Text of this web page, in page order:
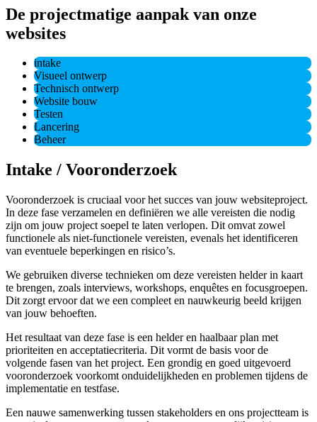
De projectmatige aanpak van onze
websites
intake
Visueel ontwerp
Technisch ontwerp
Website bouw
Testen
Lancering
Beheer
Intake / Vooronderzoek
Vooronderzoek is cruciaal voor het succes van jouw websiteproject.
In deze fase verzamelen en definiëren we alle vereisten die nodig
zijn om jouw project soepel te laten verlopen. Dit omvat zowel
functionele als niet-functionele vereisten, evenals het identificeren
van eventuele beperkingen en risico’s.
We gebruiken diverse technieken om deze vereisten helder in kaart
te brengen, zoals interviews, workshops, enquêtes en focusgroepen.
Dit zorgt ervoor dat we een compleet en nauwkeurig beeld krijgen
van jouw behoeften.
Het resultaat van deze fase is een helder en haalbaar plan met
prioriteiten en acceptatiecriteria. Dit vormt de basis voor de
volgende fasen van het project. Een grondig en goed uitgevoerd
vooronderzoek voorkomt onduidelijkheden en problemen tijdens de
implementatie en testfase.
Een nauwe samenwerking tussen stakeholders en ons projectteam is